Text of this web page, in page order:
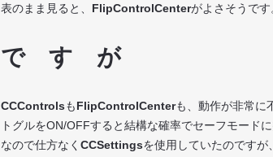
表のまま見ると、 FlipControlCenterがよさそうです
で す が
CCControlsもFlipControlCenterも、動作が非常に
トグルをON/OFFすると結構な確率でセーフモードに
なので仕方なく CCSettingsを使用していたのですが